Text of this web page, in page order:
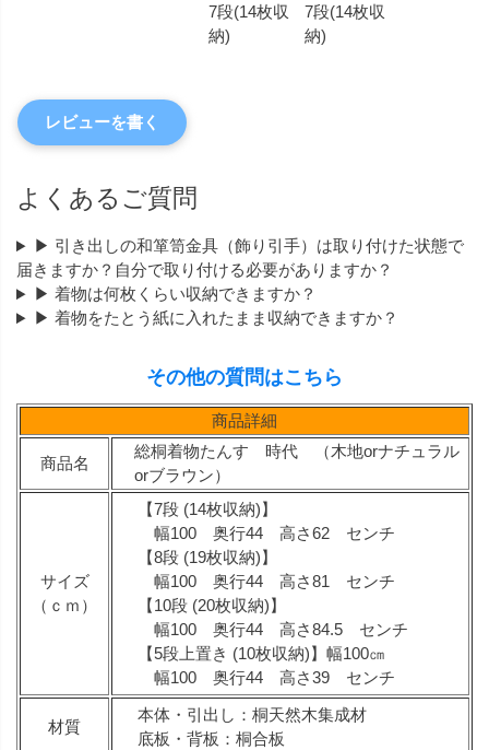
7段(14枚収
納)
7段(14枚収
納)
レビューを書く
よくあるご質問
▶ 引き出しの和箪笥金具（飾り引手）は取り付けた状態で
届きますか？自分で取り付ける必要がありますか？
▶ 着物は何枚くらい収納できますか？
▶ 着物をたとう紙に入れたまま収納できますか？
その他の質問はこちら
商品詳細
商品名
総桐着物たんす 時代 （木地orナチュラル
orブラウン）
サイズ
（ｃｍ）
【7段 (14枚収納)】
幅100 奥行44 高さ62 センチ
【8段 (19枚収納)】
幅100 奥行44 高さ81 センチ
【10段 (20枚収納)】
幅100 奥行44 高さ84.5 センチ
【5段上置き (10枚収納)】幅100㎝
幅100 奥行44 高さ39 センチ
材質
本体・引出し：桐天然木集成材
底板・背板：桐合板